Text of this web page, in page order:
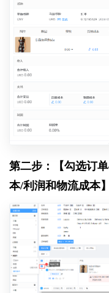
第二步：【勾选订
本/利润和物流成本】